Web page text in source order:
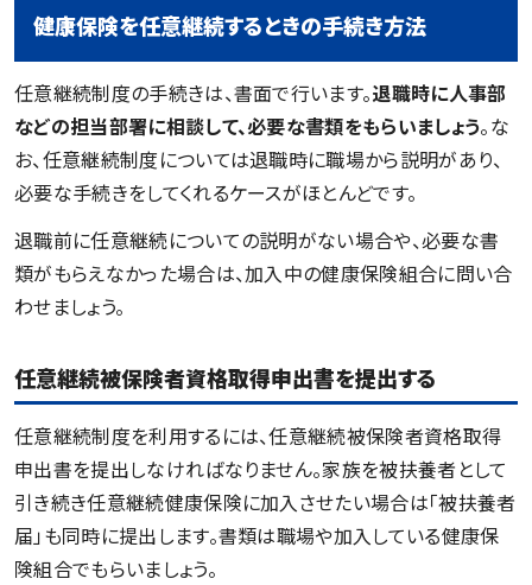
健康保険を任意継続するときの手続き方法
任意継続制度の手続きは、書面で行います。退職時に人事部
などの担当部署に相談して、必要な書類をもらいましょう。な
お、任意継続制度については退職時に職場から説明があり、
必要な手続きをしてくれるケースがほとんどです。
退職前に任意継続についての説明がない場合や、必要な書
類がもらえなかった場合は、加入中の健康保険組合に問い合
わせましょう。
任意継続被保険者資格取得申出書を提出する
任意継続制度を利用するには、任意継続被保険者資格取得
申出書を提出しなければなりません。家族を被扶養者として
引き続き任意継続健康保険に加入させたい場合は「被扶養者
届」も同時に提出します。書類は職場や加入している健康保
険組合でもらいましょう。